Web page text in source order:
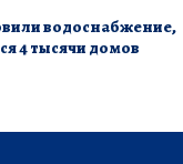
водоснабжение,
4 тысячи домов